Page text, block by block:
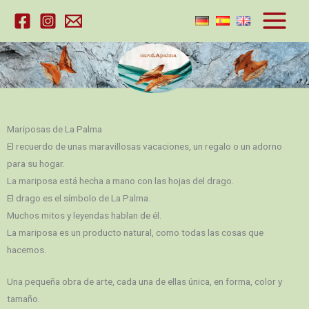
contenido
Mariposas de La Palma
El recuerdo de unas maravillosas vacaciones, un regalo o un adorno
para su hogar.
La mariposa está hecha a mano con las hojas del drago.
El drago es el símbolo de La Palma.
Muchos mitos y leyendas hablan de él.
La mariposa es un producto natural, como todas las cosas que
hacemos.
Una pequeña obra de arte, cada una de ellas única, en forma, color y
tamaño.